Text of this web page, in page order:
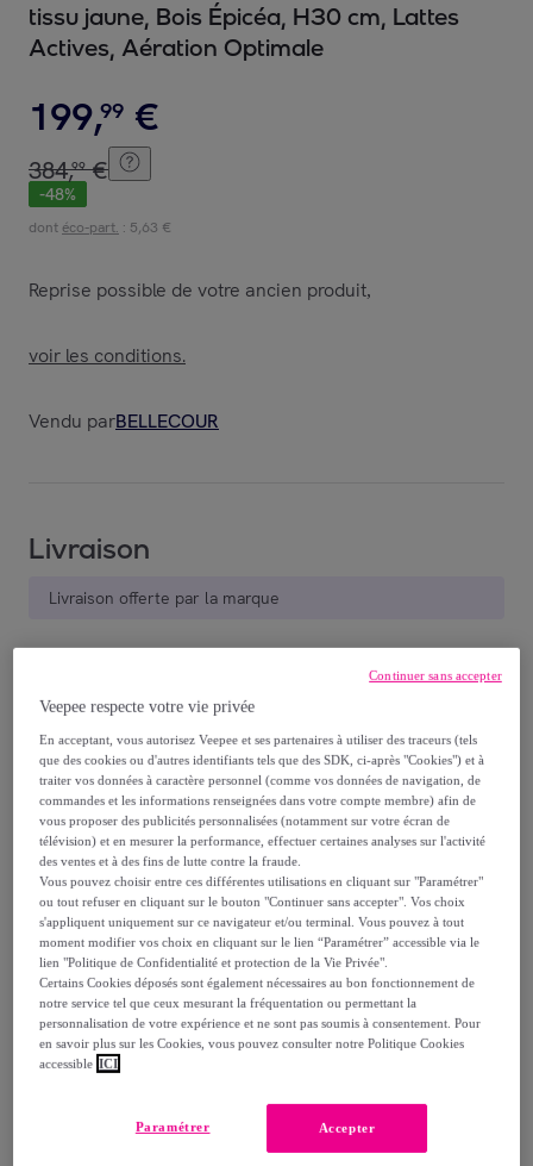
tissu jaune, Bois Épicéa, H30 cm, Lattes
Actives, Aération Optimale
199,99 €
384,99 €
-48%
dont éco-part. : 5,63 €
Reprise possible de votre ancien produit,
voir les conditions.
Vendu parBELLECOUR
Livraison
Livraison offerte par la marque
Détails sur votre produit
Le sommierLumièrese distingue par sa praticité,
son confort et sa robustesse. Livré en kit, il est
facile à transporter, même dans les espaces
restreints, et s’assemble rapidement grâce à une
conception simple. Construit en bois de qualité, il
garantit une grande durabilité et solidité. Equipé
adaptable et une répartition optimale des points
de pression, assurant un confort ergonomique.
Veepee respecte votre vie privée
En acceptant, vous autorisez Veepee et ses partenaires à utiliser des traceurs (tels
que des cookies ou d'autres identifiants tels que des SDK, ci-après "Cookies") et à
traiter vos données à caractère personnel (comme vos données de navigation, de
commandes et les informations renseignées dans votre compte membre) afin de
vous proposer des publicités personnalisées (notamment sur votre écran de
télévision) et en mesurer la performance, effectuer certaines analyses sur l'activité
des ventes et à des fins de lutte contre la fraude.
Vous pouvez choisir entre ces différentes utilisations en cliquant sur "Paramétrer"
ou tout refuser en cliquant sur le bouton "Continuer sans accepter". Vos choix
s'appliquent uniquement sur ce navigateur et/ou terminal. Vous pouvez à tout
moment modifier vos choix en cliquant sur le lien “Paramétrer” accessible via le
lien "Politique de Confidentialité et protection de la Vie Privée".
Certains Cookies déposés sont également nécessaires au bon fonctionnement de
notre service tel que ceux mesurant la fréquentation ou permettant la
personnalisation de votre expérience et ne sont pas soumis à consentement. Pour
en savoir plus sur les Cookies, vous pouvez consulter notre Politique Cookies
accessible ICI
Accepter
Paramétrer
Continuer sans accepter